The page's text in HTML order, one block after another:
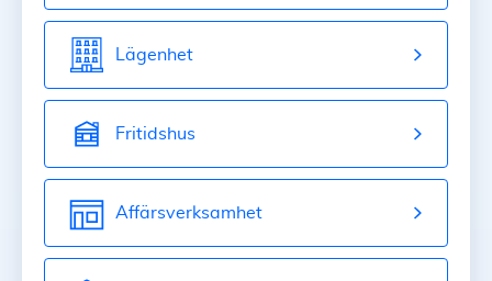
Lägenhet
Fritidshus
Affärsverksamhet